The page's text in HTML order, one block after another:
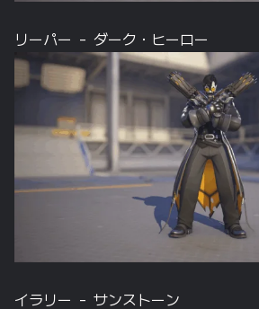
リーパー – ダーク・ヒーロー
イラリー – サンストーン